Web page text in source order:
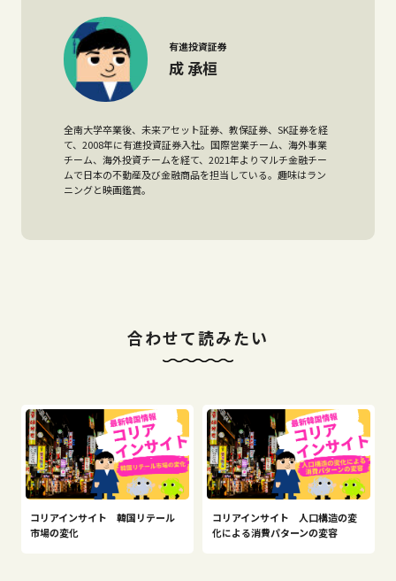
有進投資証券
成 承桓
全南大学卒業後、未来アセット証券、教保証券、SK証券を経
て、2008年に有進投資証券入社。国際営業チーム、海外事業
チーム、海外投資チームを経て、2021年よりマルチ金融チー
ムで日本の不動産及び金融商品を担当している。趣味はラン
ニングと映画鑑賞。
合わせて読みたい
コリアインサイト 韓国リテール
市場の変化
コリアインサイト 人口構造の変
化による消費パターンの変容